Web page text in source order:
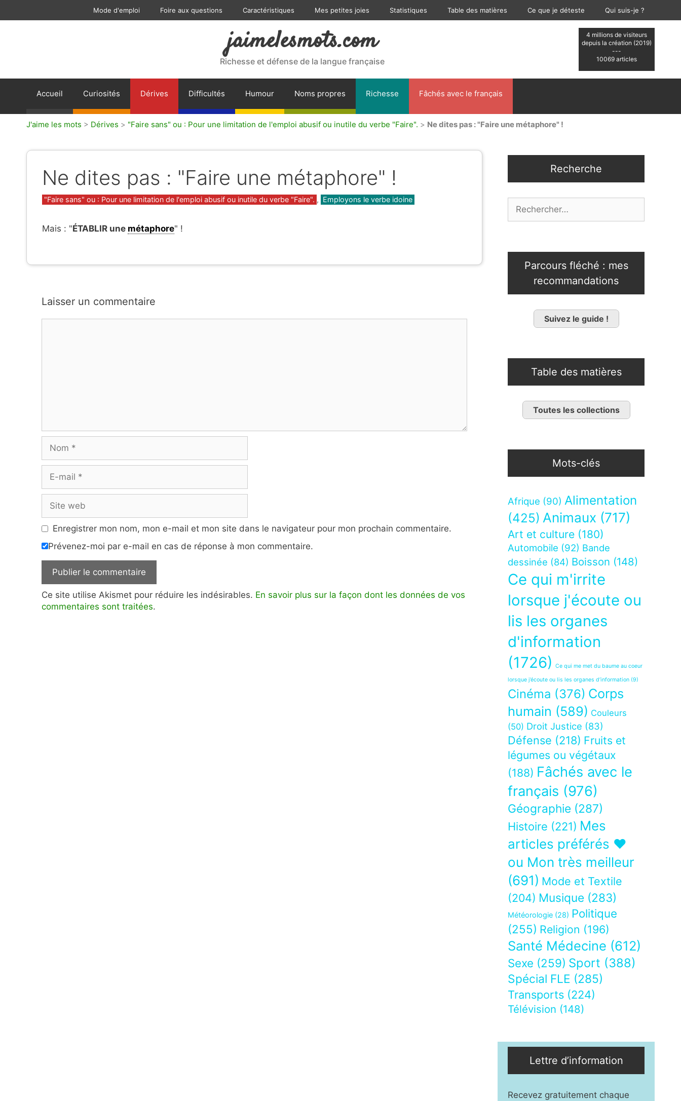
Mode d'emploi Foire aux questions Caractéristiques Mes petites joies Statistiques Table des matières Ce que je déteste Qui suis-je ?
4 millions de visiteurs
depuis la création (2019)
---
10069 articles
jaimelesmots.com
Richesse et défense de la langue française
Accueil Curiosités Dérives Difficultés Humour Noms propres Richesse Fâchés avec le français
J'aime les mots > Dérives > "Faire sans" ou : Pour une limitation de l'emploi abusif ou inutile du verbe "Faire". > Ne dites pas : "Faire une métaphore" !
Ne dites pas : "Faire une métaphore" !
Catégories
"Faire sans" ou : Pour une limitation de l'emploi abusif ou inutile du verbe "Faire". , Employons le verbe idoine
Mais : "ÉTABLIR une métaphore" !
Laisser un commentaire
mail
web
Enregistrer mon nom, mon e-mail et mon site dans le navigateur pour mon prochain commentaire.
Prévenez-moi par e-mail en cas de réponse à mon commentaire.
Ce site utilise Akismet pour réduire les indésirables. En savoir plus sur la façon dont les données de vos
commentaires sont traitées.
Recherche
Parcours fléché : mes
recommandations
Suivez le guide !
Table des matières
Toutes les collections
Mots-clés
Afrique (90) Alimentation
(425) Animaux (717)
Art et culture (180)
Automobile (92) Bande
dessinée (84) Boisson (148)
Ce qui m'irrite
lorsque j'écoute ou
lis les organes
d'information
(1726)
Ce qui me met du baume au coeur
lorsque j’écoute ou lis les organes d’information (9)
Cinéma (376) Corps
humain (589) Couleurs
(50) Droit Justice (83)
Défense (218) Fruits et
légumes ou végétaux
(188) Fâchés avec le
français (976)
Géographie (287)
Histoire (221) Mes
articles préférés ❤
ou Mon très meilleur
(691) Mode et Textile
(204) Musique (283)
Météorologie (28) Politique
(255) Religion (196)
Santé Médecine (612)
Sexe (259) Sport (388)
Spécial FLE (285)
Transports (224)
Télévision (148)
Lettre d’information
Recevez gratuitement chaque